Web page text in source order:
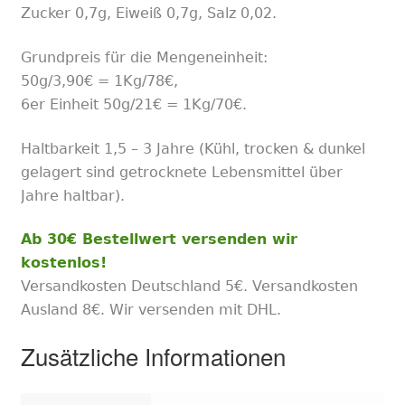
Zucker 0,7g, Eiweiß 0,7g, Salz 0,02.
Grundpreis für die Mengeneinheit:
50g/3,90€ = 1Kg/78€,
6er Einheit 50g/21€ = 1Kg/70€.
Haltbarkeit 1,5 – 3 Jahre (Kühl, trocken & dunkel
gelagert sind getrocknete Lebensmittel über
Jahre haltbar).
Ab 30€ Bestellwert versenden wir
kostenlos!
Versandkosten Deutschland 5€. Versandkosten
Ausland 8€. Wir versenden mit DHL.
Zusätzliche Informationen